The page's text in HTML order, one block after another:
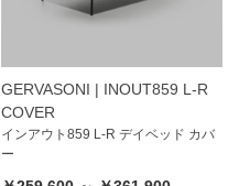
GERVASONI | INOUT859 L-R
COVER
インアウト859 L-R デイベッド カバ
ー